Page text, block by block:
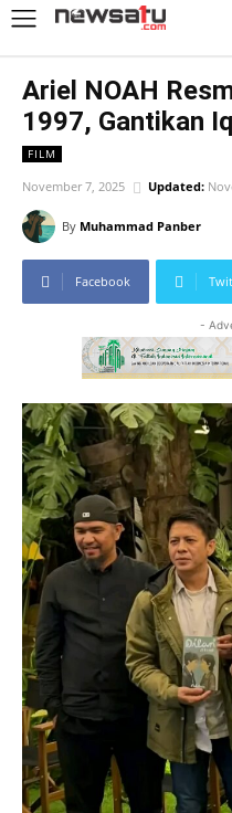
Ariel NOAH
1997, Gantikan
FILM
November 7, 2025 Updated:
By Muhammad Panber
Facebook
-